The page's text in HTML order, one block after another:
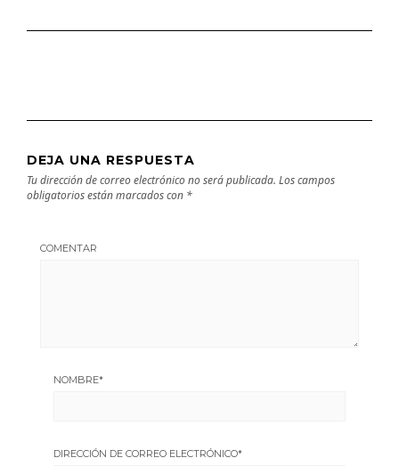
DEJA UNA RESPUESTA
Tu dirección de correo electrónico no será publicada. Los campos
obligatorios están marcados con *
COMENTAR
NOMBRE*
DIRECCIÓN DE CORREO ELECTRÓNICO*